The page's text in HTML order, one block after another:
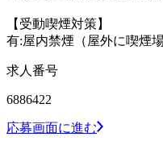
【受動喫煙対策】
有:屋内禁煙（屋外に喫煙場
求人番号
6886422
応募画面に進む